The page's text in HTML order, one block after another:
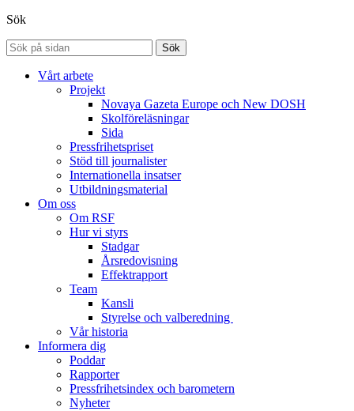
Sök
Sök
Vårt arbete
Projekt
Novaya Gazeta Europe och New DOSH
Skolföreläsningar
Sida
Pressfrihetspriset
Stöd till journalister
Internationella insatser
Utbildningsmaterial
Om oss
Om RSF
Hur vi styrs
Stadgar
Årsredovisning
Effektrapport
Team
Kansli
Styrelse och valberedning
Vår historia
Informera dig
Poddar
Rapporter
Pressfrihetsindex och barometern
Nyheter